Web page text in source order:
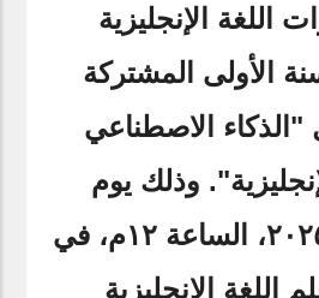
اللغة الإنجليزية
الأولى المشتركة
الاصطناعي
وذلك يوم
الأحد ٢٦ يناير ٢٠٢٥، الساعة ١٢م، في
اللغة الإنجليزية